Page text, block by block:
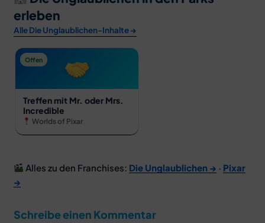
erleben
Alle Die Unglaublichen-Inhalte →
Offen
Treffen mit Mr. oder Mrs.
Incredible
Worlds of Pixar
Alles zu den Franchises: Die Unglaublichen → · Pixar
→
Schreibe einen Kommentar